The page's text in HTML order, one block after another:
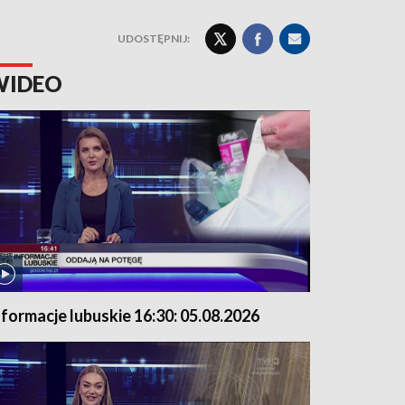
UDOSTĘPNIJ:
lubuskie 16:30: 05.08.2026